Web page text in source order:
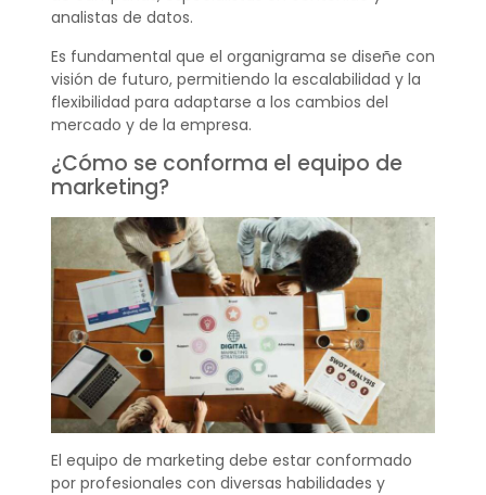
analistas de datos.
Es fundamental que el organigrama se diseñe con
visión de futuro, permitiendo la escalabilidad y la
flexibilidad para adaptarse a los cambios del
mercado y de la empresa.
¿Cómo se conforma el equipo de
marketing?
El equipo de marketing debe estar conformado
por profesionales con diversas habilidades y